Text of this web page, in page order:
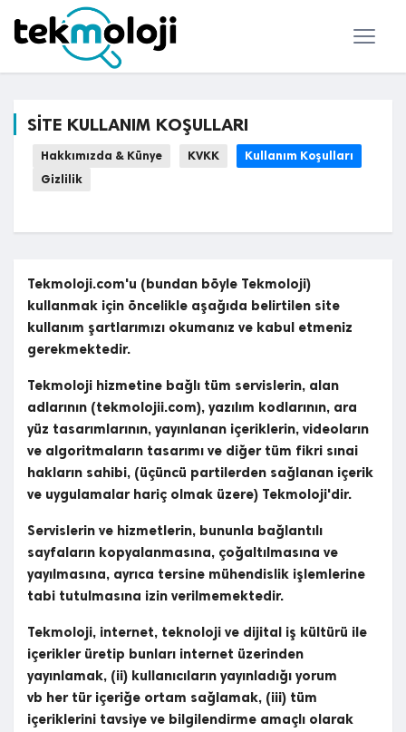
SİTE KULLANIM KOŞULLARI
Hakkımızda & Künye KVKK
Kullanım Koşulları
Gizlilik
Tekmoloji.com'u (bundan böyle Tekmoloji)
kullanmak için öncelikle aşağıda belirtilen site
kullanım şartlarımızı okumanız ve kabul etmeniz
gerekmektedir.
Tekmoloji hizmetine bağlı tüm servislerin, alan
adlarının (tekmolojii.com), yazılım kodlarının, ara
yüz tasarımlarının, yayınlanan içeriklerin, videoların
ve algoritmaların tasarımı ve diğer tüm fikri sınai
hakların sahibi, (üçüncü partilerden sağlanan içerik
ve uygulamalar hariç olmak üzere) Tekmoloji'dir.
Servislerin ve hizmetlerin, bununla bağlantılı
sayfaların kopyalanmasına, çoğaltılmasına ve
yayılmasına, ayrıca tersine mühendislik işlemlerine
tabi tutulmasına izin verilmemektedir.
Tekmoloji, internet, teknoloji ve dijital iş kültürü ile
içerikler üretip bunları internet üzerinden
yayınlamak, (ii) kullanıcıların yayınladığı yorum
vb her tür içeriğe ortam sağlamak, (iii) tüm
içeriklerini tavsiye ve bilgilendirme amaçlı olarak